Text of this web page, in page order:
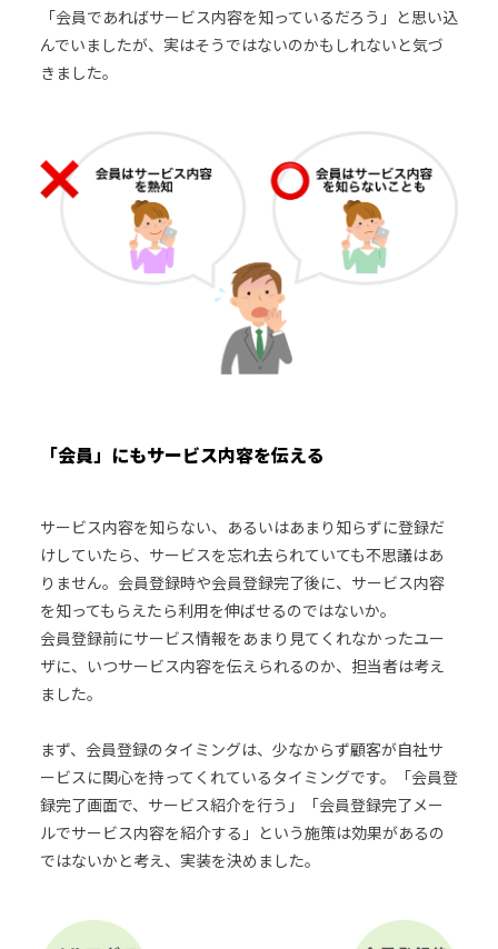
「会員であればサービス内容を知っているだろう」と思い込
んでいましたが、実はそうではないのかもしれないと気づ
きました。
「会員」にもサービス内容を伝える
サービス内容を知らない、あるいはあまり知らずに登録だ
けしていたら、サービスを忘れ去られていても不思議はあ
りません。会員登録時や会員登録完了後に、サービス内容
を知ってもらえたら利用を伸ばせるのではないか。
会員登録前にサービス情報をあまり見てくれなかったユー
ザに、いつサービス内容を伝えられるのか、担当者は考え
ました。
まず、会員登録のタイミングは、少なからず顧客が自社サ
ービスに関心を持ってくれているタイミングです。「会員登
録完了画面で、サービス紹介を行う」「会員登録完了メー
ルでサービス内容を紹介する」という施策は効果があるの
ではないかと考え、実装を決めました。